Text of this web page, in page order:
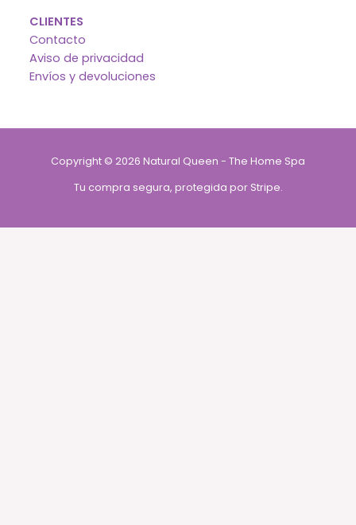
CLIENTES
Contacto
Aviso de privacidad
Envíos y devoluciones
Copyright © 2026 Natural Queen - The Home Spa
Tu compra segura, protegida por Stripe.